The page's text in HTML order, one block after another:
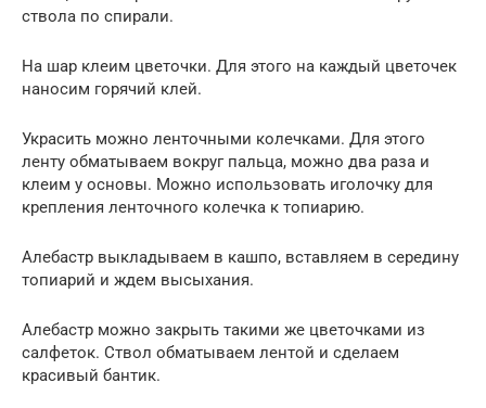
ствола по спирали.
На шар клеим цветочки. Для этого на каждый цветочек
наносим горячий клей.
Украсить можно ленточными колечками. Для этого
ленту обматываем вокруг пальца, можно два раза и
клеим у основы. Можно использовать иголочку для
крепления ленточного колечка к топиарию.
Алебастр выкладываем в кашпо, вставляем в середину
топиарий и ждем высыхания.
Алебастр можно закрыть такими же цветочками из
салфеток. Ствол обматываем лентой и сделаем
красивый бантик.